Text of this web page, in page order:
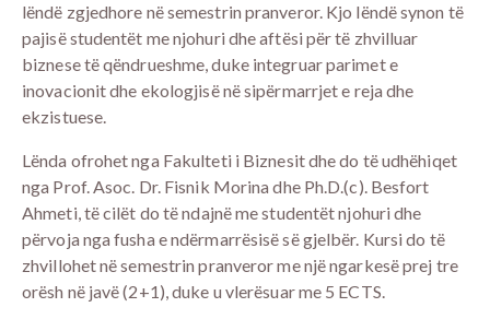
lëndë zgjedhore në semestrin pranveror. Kjo lëndë synon të
pajisë studentët me njohuri dhe aftësi për të zhvilluar
biznese të qëndrueshme, duke integruar parimet e
inovacionit dhe ekologjisë në sipërmarrjet e reja dhe
ekzistuese.
Lënda ofrohet nga Fakulteti i Biznesit dhe do të udhëhiqet
nga Prof. Asoc. Dr. Fisnik Morina dhe Ph.D.(c). Besfort
Ahmeti, të cilët do të ndajnë me studentët njohuri dhe
përvoja nga fusha e ndërmarrësisë së gjelbër. Kursi do të
zhvillohet në semestrin pranveror me një ngarkesë prej tre
orësh në javë (2+1), duke u vlerësuar me 5 ECTS.